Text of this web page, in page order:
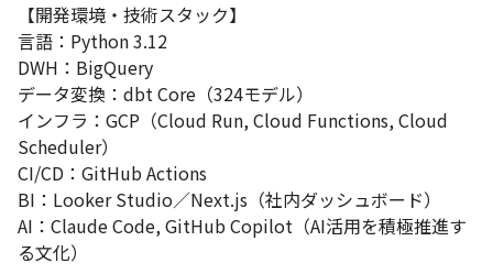
【開発環境・技術スタック】
言語：Python 3.12
DWH：BigQuery
データ変換：dbt Core（324モデル）
インフラ：GCP（Cloud Run, Cloud Functions, Cloud
Scheduler）
CI/CD：GitHub Actions
BI：Looker Studio／Next.js（社内ダッシュボード）
AI：Claude Code, GitHub Copilot（AI活用を積極推進す
る文化）